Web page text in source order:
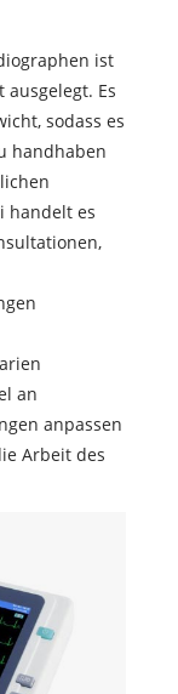
ist
Es
sodass es
handhaben
handelt es
an
anpassen
Arbeit des